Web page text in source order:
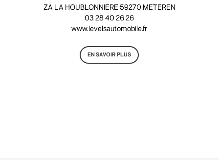
ZA LA HOUBLONNIERE 59270 METEREN
03 28 40 26 26
www.levelsautomobile.fr
EN SAVOIR PLUS